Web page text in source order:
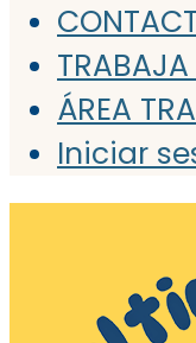
ÁREA
Iniciar